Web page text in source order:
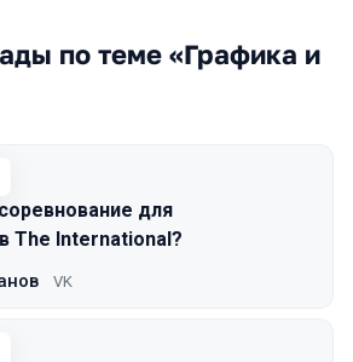
по теме «Графика и
для
The International?
VK